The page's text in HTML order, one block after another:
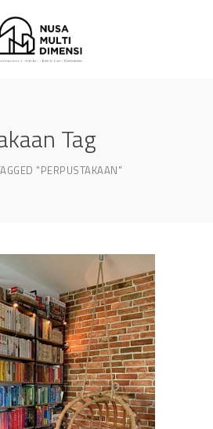
Tag
"PERPUSTAKAAN"